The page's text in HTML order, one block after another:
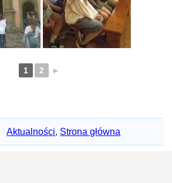
1 2 ►
Aktualności, Strona główna